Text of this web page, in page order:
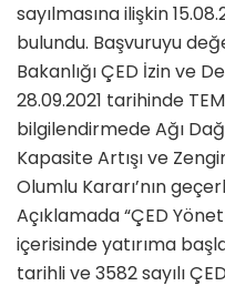
sayılmasına ilişkin
bulundu. Başvuruyu
Bakanlığı ÇED İzin ve
28.09.2021 tarihinde
bilgilendirmede Ağı
Kapasite Artışı ve
Olumlu Kararı’nın
Açıklamada “ÇED
içerisinde yatırıma
tarihli ve 3582 sayılı